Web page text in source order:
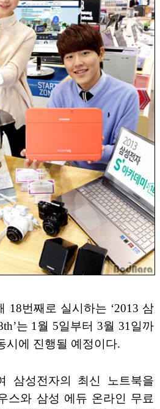
18번째로 실시하는 ‘2013 삼
는 1월 5일부터 3월 31일까
시에 진행될 예정이다.
삼성전자의 최신 노트북을
스와 삼성 에듀 온라인 무료